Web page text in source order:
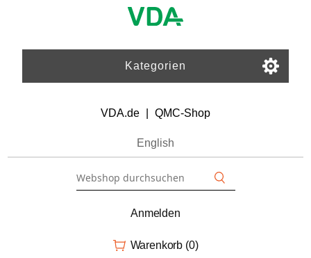
Kategorien
VDA.de QMC-Shop
English
Anmelden
Warenkorb (0)